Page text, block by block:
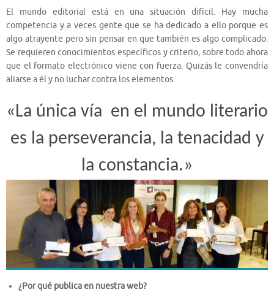
El mundo editorial está en una situación difícil. Hay mucha
competencia y a veces gente que se ha dedicado a ello porque es
algo atrayente pero sin pensar en que también es algo complicado.
Se requieren conocimientos específicos y criterio, sobre todo ahora
que el formato electrónico viene con fuerza. Quizás le convendría
aliarse a él y no luchar contra los elementos.
«La única vía en el mundo literario
es la perseverancia, la tenacidad y
la constancia.»
¿Por qué publica en nuestra web?